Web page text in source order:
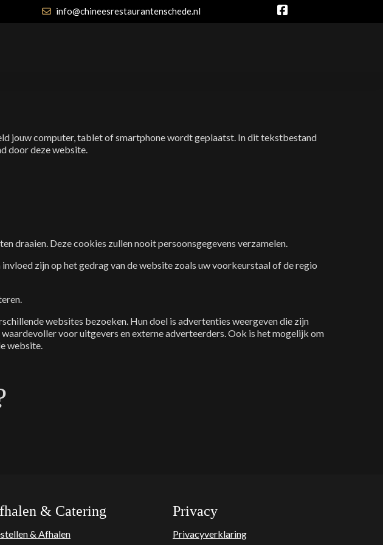
info@chineesrestaurantenschede.nl
jouw computer, tablet of smartphone wordt geplaatst. In dit tekstbestand
door deze website.
draaien. Deze cookies zullen nooit persoonsgegevens verzamelen.
zijn op het gedrag van de website zoals uw voorkeurstaal of de regio
websites bezoeken. Hun doel is advertenties weergeven die zijn
voor uitgevers en externe adverteerders. Ook is het mogelijk om
website.
& Catering
& Afhalen
Privacy
Privacyverklaring